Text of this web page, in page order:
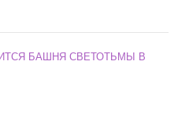
БАШНЯ СВЕТОТЬМЫ В